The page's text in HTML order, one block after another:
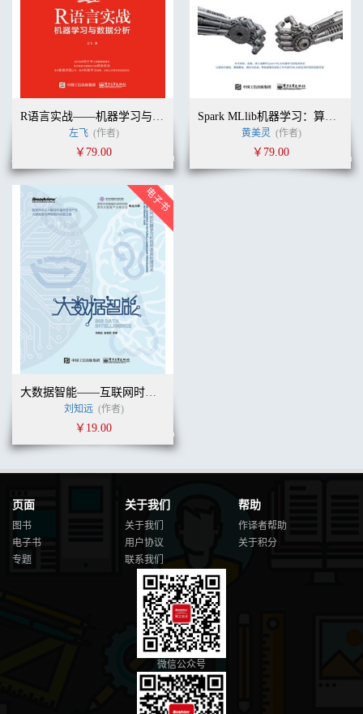
R语言实战——机器学习与数据分析
左飞 (作者)
￥79.00
Spark MLlib机器学习：算法、源码及实战详解
黄美灵 (作者)
￥79.00
大数据智能——互联网时代的机器学习和自然语言处理技术
刘知远 (作者)
￥19.00
页面
图书
电子书
专题
关于我们
关于我们
用户协议
联系我们
帮助
作译者帮助
关于积分
微信公众号